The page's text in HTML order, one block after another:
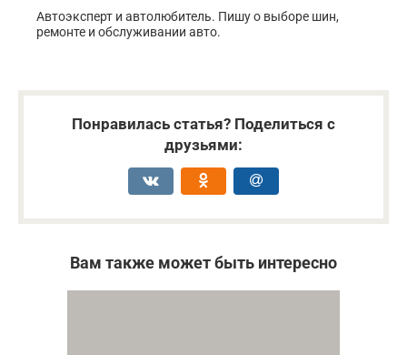
Автоэксперт и автолюбитель. Пишу о выборе шин,
ремонте и обслуживании авто.
Понравилась статья? Поделиться с
друзьями:
Вам также может быть интересно